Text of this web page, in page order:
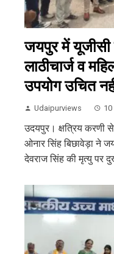
जयपुर में यूजीसी
लाठीचार्ज व
उपयोग उचित
Udaipurviews
उदयपुर। क्षत्रिय करणी
ओनार सिंह बिछावेड़ा ने
देवराज सिंह की मृत्यु पर